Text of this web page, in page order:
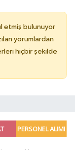
etmiş bulunuyor
yorumlardan
hiçbir şekilde